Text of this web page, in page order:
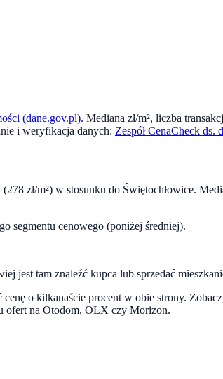
(dane.gov.pl). Mediana zł/m², liczba
i weryfikacja danych: Zespół CenaCheck ds.
(278 zł/m²) w stosunku do Świętochłowice.
segmentu cenowego (poniżej średniej).
jest tam znaleźć kupca lub sprzedać
o kilkanaście procent w obie strony.
ofert na Otodom, OLX czy Morizon.